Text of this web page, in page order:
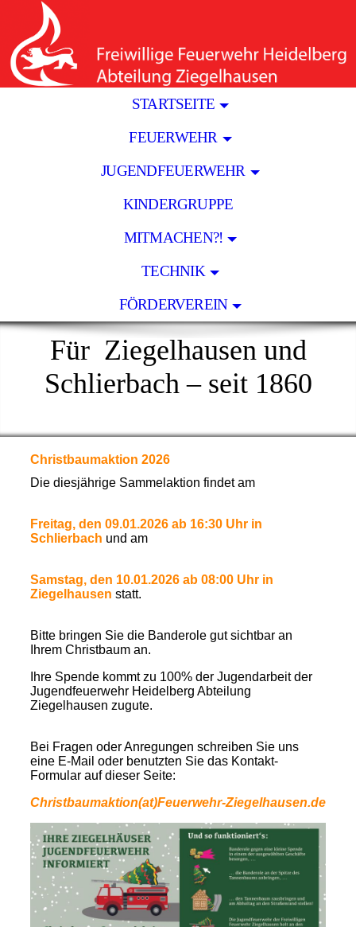
STARTSEITE
FEUERWEHR
JUGENDFEUERWEHR
KINDERGRUPPE
MITMACHEN?!
TECHNIK
FÖRDERVEREIN
FürZiegelhausen und
Schlierbach – seit 1860
Christbaumaktion 2026
Die diesjährige Sammelaktion findet am
Freitag, den 09.01.2026 ab 16:30 Uhr in
Schlierbach und am
Samstag, den 10.01.2026 ab 08:00 Uhr in
Ziegelhausen statt.
Bitte bringen Sie die Banderole gut sichtbar an
Ihrem Christbaum an.
Ihre Spende kommt zu 100% der Jugendarbeit der
Jugendfeuerwehr Heidelberg Abteilung
Ziegelhausen zugute.
Bei Fragen oder Anregungen schreiben Sie uns
eine E-Mail oder benutzten Sie das Kontakt-
Formular auf dieser Seite:
Christbaumaktion(at)Feuerwehr-Ziegelhausen.de